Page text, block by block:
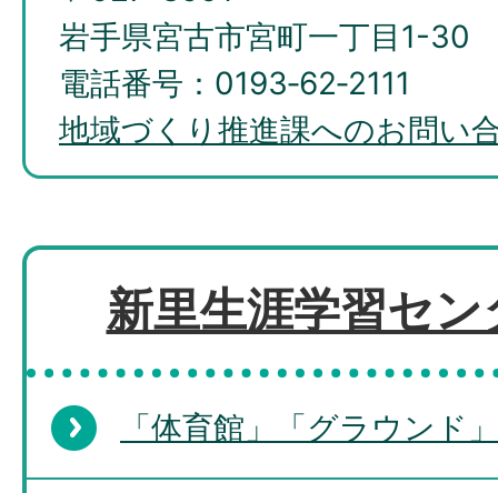
岩手県宮古市宮町一丁目1-30
電話番号：0193‐62‐2111
地域づくり推進課へのお問い
新里生涯学習セ
「体育館」「グラウンド